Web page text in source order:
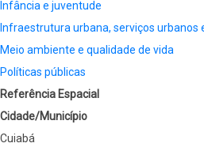
Infância e juventude
Infraestrutura urbana, serviços urbanos
Meio ambiente e qualidade de vida
Políticas públicas
Referência Espacial
Cidade/Município
Cuiabá